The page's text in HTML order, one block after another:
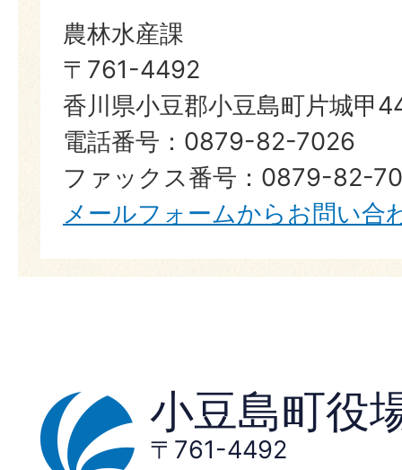
農林水産課
〒761-4492
香川県小豆郡小豆島町片城甲
電話番号：0879-82-7026
ファックス番号：0879-82-
メールフォームからお問い合
小豆島町役
〒761-4492